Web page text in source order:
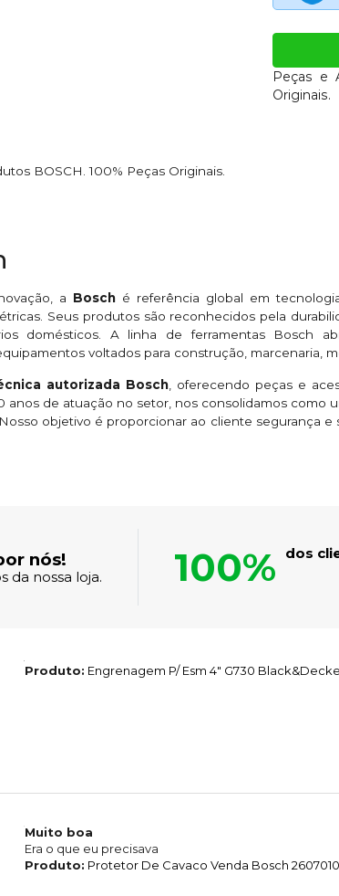
Peças e
Originais.
BOSCH. 100% Peças Originais.
a Bosché referência global em
Seus produtos são reconhecidos pela
domésticos. A linha de ferramentas Bosch
voltados para construção, marcenaria,
autorizada Bosch , oferecendo peças e
anos de atuação no setor, nos consolidamos como
objetivo é proporcionar ao cliente segurança
nós!
da nossa loja. 100% dos
Produto: Engrenagem P/ Esm 4" G730
Muito boa
Era o que eu precisava
Produto: Protetor De Cavaco Venda Bosch